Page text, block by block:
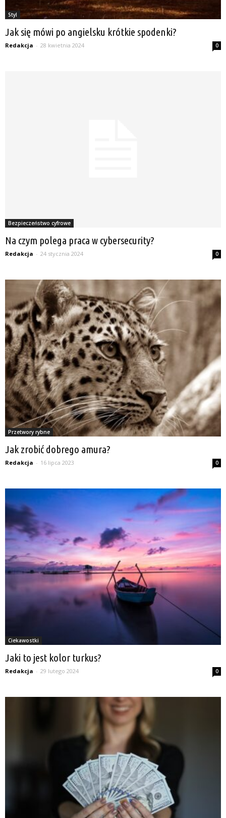
Styl
Jak się mówi po angielsku krótkie spodenki?
Redakcja - 28 kwietnia 2024 0
Bezpieczeństwo cyfrowe
Na czym polega praca w cybersecurity?
Redakcja - 24 stycznia 2024 0
Przetwory rybne
Jak zrobić dobrego amura?
Redakcja - 16 lipca 2023 0
Ciekawostki
Jaki to jest kolor turkus?
Redakcja - 29 lutego 2024 0